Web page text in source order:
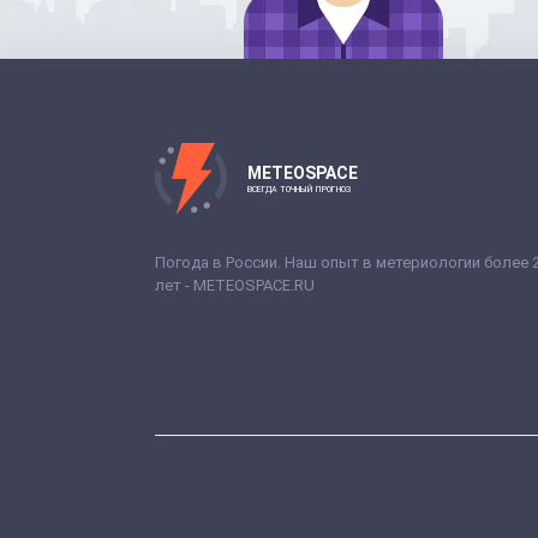
METEOSPACE
ВСЕГДА ТОЧНЫЙ ПРОГНОЗ
Погода в России. Наш опыт в метериологии более
лет - METEOSPACE.RU